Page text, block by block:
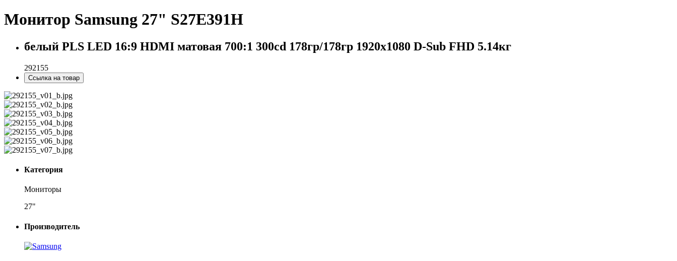
Монитор Samsung 27" S27E391H
белый PLS LED 16:9 HDMI матовая 700:1 300cd 178гр/178гр 1920x1080 D-Sub FHD 5.14кг
292155
Ссылка на товар
Категория
Мониторы
27"
Производитель